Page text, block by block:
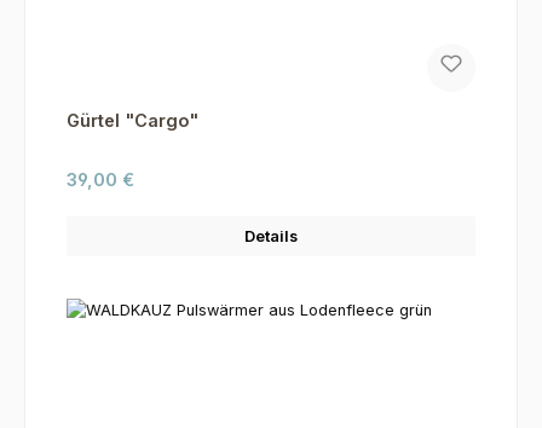
Gürtel "Cargo"
Regulärer Preis:
39,00 €
Details